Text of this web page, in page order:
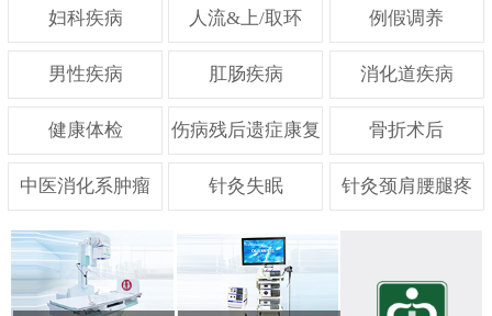
妇科疾病 人流&上/取环 例假调养
男性疾病 肛肠疾病 消化道疾病
健康体检 伤病残后遗症康复 骨折术后
中医消化系肿瘤 针灸失眠 针灸颈肩腰腿疼